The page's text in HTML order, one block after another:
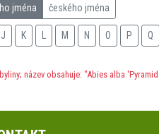
jména českého jména
J K M N O P Q
název obsahuje: "Abies alba